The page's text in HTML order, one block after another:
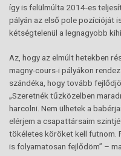
így is felülmúlta 2014-es
pályán az első pole pozícióját
kétségtelenül a legnagyobb
Az, hogy az elmúlt hetekben
magny-cours-i pályákon
szándéka, hogy tovább
„Szeretnék tűzközelben
harcolni. Nem ülhetek a
elérjem a csapattársaim
tökéletes köröket kell futnom.
is folyamatosan fejlődöm” –